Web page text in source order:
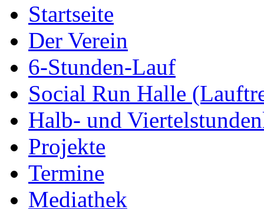
Startseite
Der Verein
6-Stunden-Lauf
Social Run Halle
Halb- und
Projekte
Termine
Mediathek